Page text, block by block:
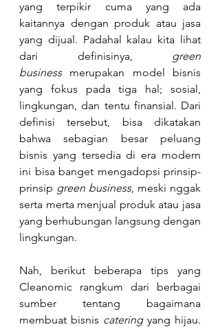
yang terpikir cuma yang ada
kaitannya dengan produk atau jasa
yang dijual. Padahal kalau kita lihat
dari definisinya, green
business merupakan model bisnis
yang fokus pada tiga hal; sosial,
lingkungan, dan tentu finansial. Dari
definisi tersebut, bisa dikatakan
bahwa sebagian besar peluang
bisnis yang tersedia di era modern
ini bisa banget mengadopsi prinsip-
prinsip green business, meski nggak
serta merta menjual produk atau jasa
yang berhubungan langsung dengan
lingkungan.
Nah, berikut beberapa tips yang
Cleanomic rangkum dari berbagai
sumber tentang bagaimana
membuat bisnis catering yang hijau.